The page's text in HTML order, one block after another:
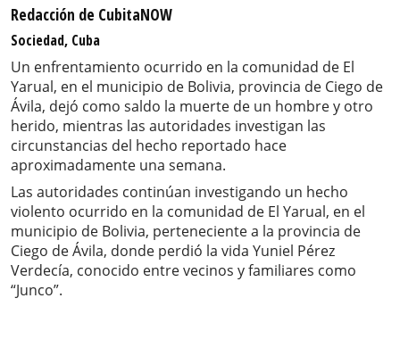
Redacción de CubitaNOW
Sociedad, Cuba
Un enfrentamiento ocurrido en la comunidad de El
Yarual, en el municipio de Bolivia, provincia de Ciego de
Ávila, dejó como saldo la muerte de un hombre y otro
herido, mientras las autoridades investigan las
circunstancias del hecho reportado hace
aproximadamente una semana.
Las autoridades continúan investigando un hecho
violento ocurrido en la comunidad de El Yarual, en el
municipio de Bolivia, perteneciente a la provincia de
Ciego de Ávila, donde perdió la vida Yuniel Pérez
Verdecía, conocido entre vecinos y familiares como
“Junco”.